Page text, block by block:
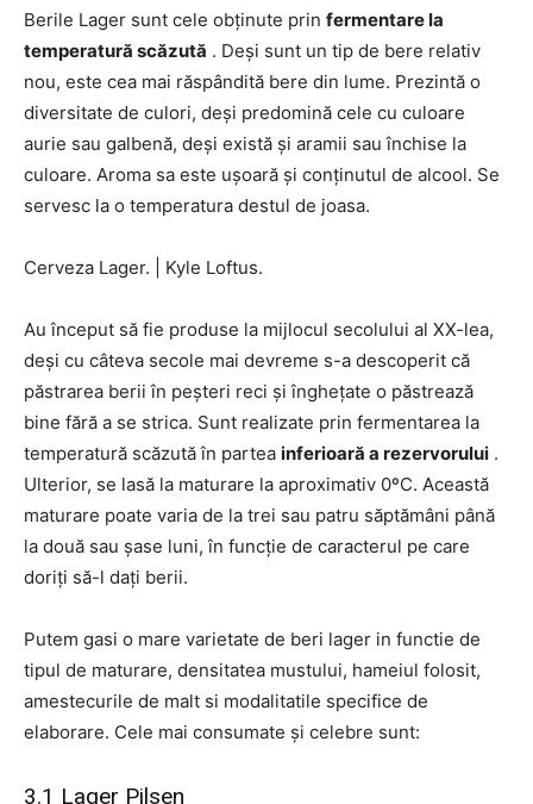
Berile Lager sunt cele obținute prin fermentare la
temperatură scăzută . Deși sunt un tip de bere relativ
nou, este cea mai răspândită bere din lume. Prezintă o
diversitate de culori, deși predomină cele cu culoare
aurie sau galbenă, deși există și aramii sau închise la
culoare. Aroma sa este ușoară și conținutul de alcool. Se
servesc la o temperatura destul de joasa.
Cerveza Lager. Kyle Loftus.
Au început să fie produse la mijlocul secolului al XX-lea,
deși cu câteva secole mai devreme s-a descoperit că
păstrarea berii în peșteri reci și înghețate o păstrează
bine fără a se strica. Sunt realizate prin fermentarea la
temperatură scăzută în partea inferioară a rezervorului .
Ulterior, se lasă la maturare la aproximativ 0ºC. Această
maturare poate varia de la trei sau patru săptămâni până
la două sau șase luni, în funcție de caracterul pe care
doriți să-l dați berii.
Putem gasi o mare varietate de beri lager in functie de
tipul de maturare, densitatea mustului, hameiul folosit,
amestecurile de malt si modalitatile specifice de
elaborare. Cele mai consumate și celebre sunt:
3.1 Lager Pilsen